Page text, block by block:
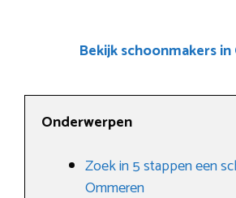
Bekijk schoonmakers
Onderwerpen
Zoek in 5 stappen een
Ommeren